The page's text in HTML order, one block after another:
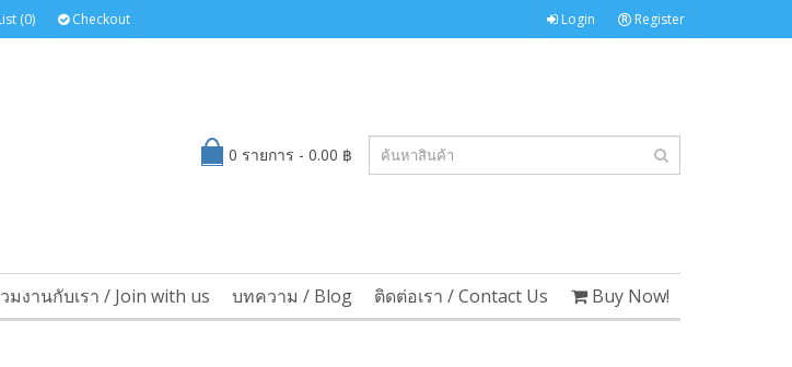
(0) Checkout Login Register
0 รายการ - 0.00 ฿
มงานกับเรา / Join with us บทความ / Blog ติดต่อเรา / Contact Us Buy Now!